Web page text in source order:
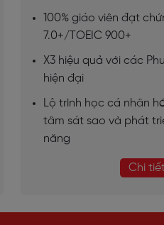
100% giáo viên đạt
7.0+/TOEIC 900+
X3 hiệu quả với các
hiện đại
Lộ trình học cá nhân
tâm sát sao và phát
năng
Chi